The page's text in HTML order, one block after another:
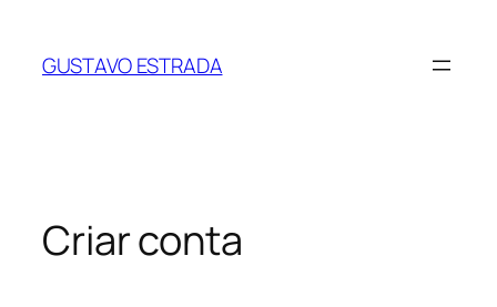
GUSTAVO ESTRADA
Criar conta